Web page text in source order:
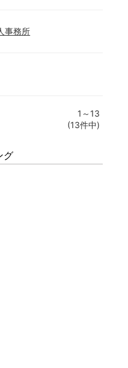
事務所
1～13
(13件中)
グ